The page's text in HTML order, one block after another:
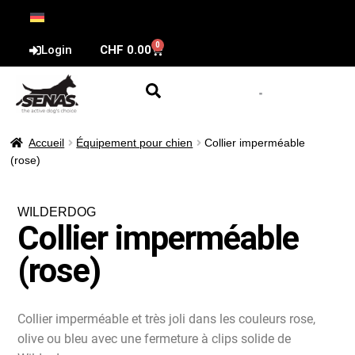
Login CHF 0.00 0
Accueil Équipement pour chien
Collier imperméable
(rose)
WILDERDOG
Collier imperméable
(rose)
Collier imperméable et très joli dans les couleurs rose,
olive ou bleu avec une fermeture à clips solide de